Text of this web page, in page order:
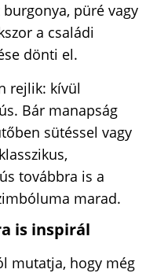
püré vagy
a családi
dönti el.
rejlik: kívül
Bár manapság
sütéssel vagy
továbbra is a
marad.
is inspirál
mutatja, hogy még